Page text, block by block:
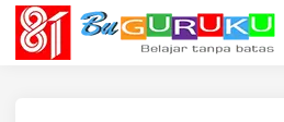
Skip
content